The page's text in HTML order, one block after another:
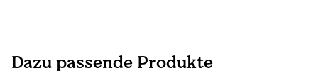
Dazu passende Produkte